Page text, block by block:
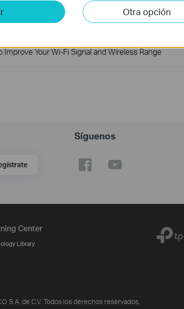
Find the Serial Number (S/N) on Your TP-Link Device
Improve Your Wi-Fi Signal and Wireless Range
Síguenos
Center
Library
S.A. de C.V. Todos los derechos reservados.
Otra opción